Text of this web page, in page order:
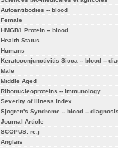
Autoantibodies -- blood
Female
HMGB1 Protein -- blood
Health Status
Humans
Keratoconjunctivitis Sicca -- blood --
Male
Middle Aged
Ribonucleoproteins -- immunology
Severity of Illness Index
Sjogren's Syndrome -- blood --
Journal Article
SCOPUS: re.j
Anglais